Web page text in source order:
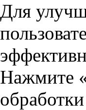
Для
Нажмите